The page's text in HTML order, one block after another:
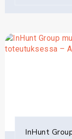
InHunt